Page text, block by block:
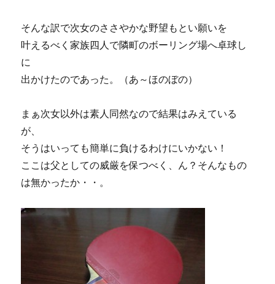
そんな訳で次女のささやかな野望もとい願いを
叶えるべく家族四人で隣町のボーリング場へ卓球し
に
出かけたのであった。（あ～ほのぼの）
まぁ次女以外は素人同然なので結果はみえている
が、
そうはいっても簡単に負けるわけにいかない！
ここは父としての威厳を保つべく、ん？そんなもの
は無かったか・・。